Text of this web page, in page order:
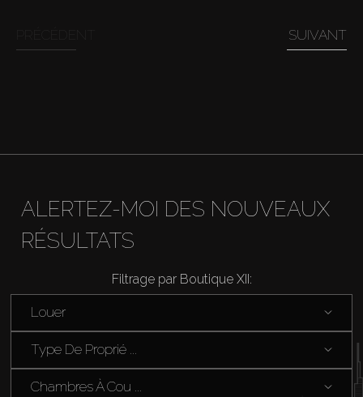
Hors Plan
About Us
SUIVANT
ALERTEZ-MOI DES NOUVEAUX
RÉSULTATS
Filtrage par Boutique XII:
Louer
Type De Proprié ...
Chambres À Cou ...